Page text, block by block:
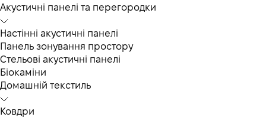
Акустичні панелі та перегородки
Настінні акустичні панелі
Панель зонування простору
Стельові акустичні панелі
Біокаміни
Домашній текстиль
Ковдри